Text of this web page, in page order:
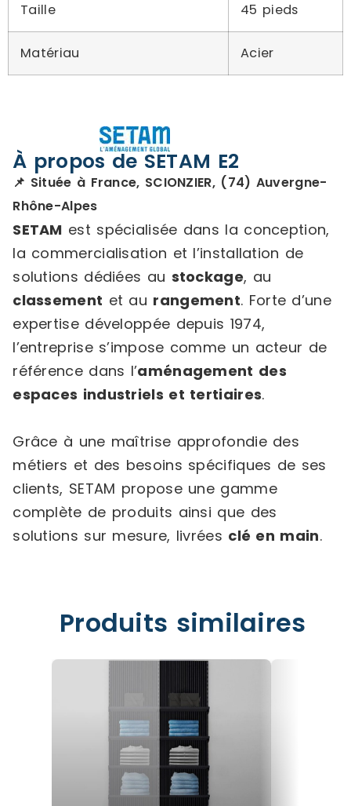
Taille 45 pieds
Matériau Acier
À propos de SETAM E2
📌 Située à France, SCIONZIER, (74) Auvergne-
Rhône-Alpes
SETAM est spécialisée dans la conception,
la commercialisation et l’installation de
solutions dédiées au stockage, au
classement et au rangement. Forte d’une
expertise développée depuis 1974,
l’entreprise s’impose comme un acteur de
référence dans l’aménagement des
espaces industriels et tertiaires.
Grâce à une maîtrise approfondie des
métiers et des besoins spécifiques de ses
clients, SETAM propose une gamme
complète de produits ainsi que des
solutions sur mesure, livrées clé en main.
Produits similaires